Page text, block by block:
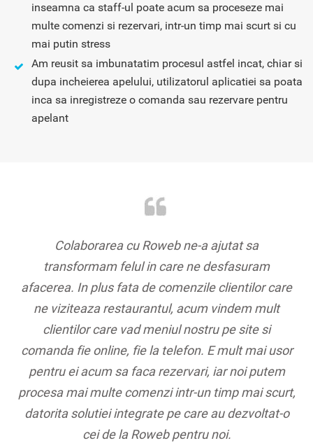
inseamna ca staff-ul poate acum sa proceseze mai
multe comenzi si rezervari, intr-un timp mai scurt si cu
mai putin stress
Am reusit sa imbunatatim procesul astfel incat, chiar si
dupa incheierea apelului, utilizatorul aplicatiei sa poata
inca sa inregistreze o comanda sau rezervare pentru
apelant
Colaborarea cu Roweb ne-a ajutat sa
transformam felul in care ne desfasuram
afacerea. In plus fata de comenzile clientilor care
ne viziteaza restaurantul, acum vindem mult
clientilor care vad meniul nostru pe site si
comanda fie online, fie la telefon. E mult mai usor
pentru ei acum sa faca rezervari, iar noi putem
procesa mai multe comenzi intr-un timp mai scurt,
datorita solutiei integrate pe care au dezvoltat-o
cei de la Roweb pentru noi.